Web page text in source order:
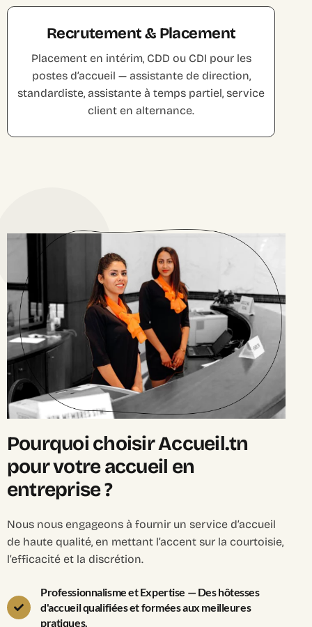
Recrutement & Placement
Placement en intérim, CDD ou CDI pour les
postes d’accueil — assistante de direction,
standardiste, assistante à temps partiel, service
client en alternance.
Pourquoi choisir Accueil.tn
pour votre accueil en
entreprise ?
Nous nous engageons à fournir un service d’accueil
de haute qualité, en mettant l’accent sur la courtoisie,
l’efficacité et la discrétion.
Professionnalisme et Expertise — Des hôtesses
d'accueil qualifiées et formées aux meilleures
pratiques.